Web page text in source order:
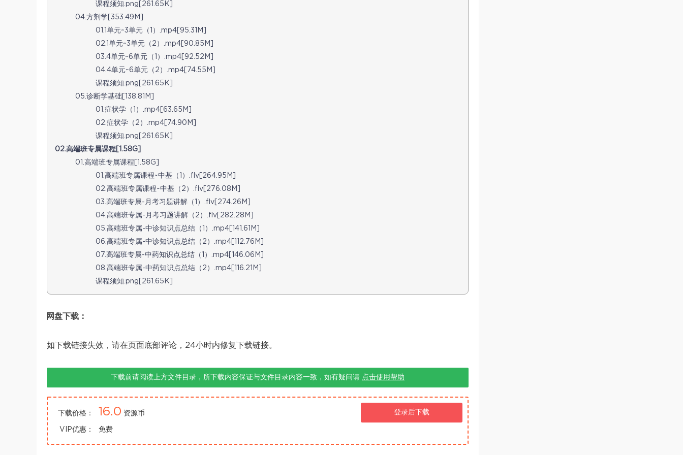
课程须知.png[261.65K]
04.方剂学[353.49M]
01.1单元~3单元（1）.mp4[95.31M]
02.1单元~3单元（2）.mp4[90.85M]
03.4单元~6单元（1）.mp4[92.52M]
04.4单元~6单元（2）.mp4[74.55M]
课程须知.png[261.65K]
05.诊断学基础[138.81M]
01.症状学（1）.mp4[63.65M]
02.症状学（2）.mp4[74.90M]
课程须知.png[261.65K]
02.高端班专属课程[1.58G]
01.高端班专属课程[1.58G]
01.高端班专属课程~中基（1）.flv[264.95M]
02.高端班专属课程~中基（2）.flv[276.08M]
03.高端班专属-月考习题讲解（1）.flv[274.26M]
04.高端班专属-月考习题讲解（2）.flv[282.28M]
05.高端班专属-中诊知识点总结（1）.mp4[141.61M]
06.高端班专属-中诊知识点总结（2）.mp4[112.76M]
07.高端班专属-中药知识点总结（1）.mp4[146.06M]
08.高端班专属-中药知识点总结（2）.mp4[116.21M]
课程须知.png[261.65K]
网盘下载：
如下载链接失效，请在页面底部评论，24小时内修复下载链接。
下载前请阅读上方文件目录，所下载内容保证与文件目录内容一致，如有疑问请 点击使用帮助
下载价格： 16.0 资源币
VIP优惠： 免费
登录后下载